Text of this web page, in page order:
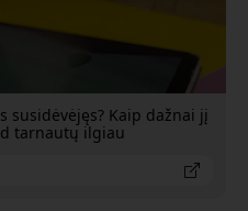
susidėvėjęs? Kaip dažnai jį
tarnautų ilgiau